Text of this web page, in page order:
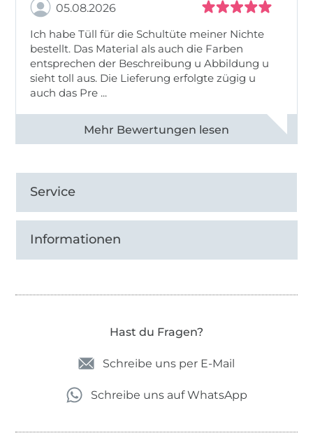
05.08.2026
Ich habe Tüll für die Schultüte meiner Nichte
bestellt. Das Material als auch die Farben
entsprechen der Beschreibung u Abbildung u
sieht toll aus. Die Lieferung erfolgte zügig u
auch das Pre ...
Alle 82950 Bewertungen ansehen
Service
Informationen
Hast du Fragen?
Schreibe uns per E-Mail
Schreibe uns auf WhatsApp